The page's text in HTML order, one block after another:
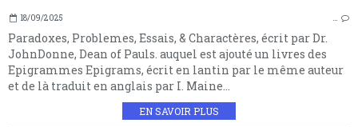
18/09/2025 …
Paradoxes, Problemes, Essais, & Charactères, écrit par Dr.
JohnDonne, Dean of Pauls. auquel est ajouté un livres des
Epigrammes Epigrams, écrit en lantin par le même auteur
et de là traduit en anglais par I. Maine...
EN SAVOIR PLUS